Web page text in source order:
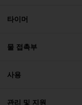
타이머
물 접촉부
사용
관리 및 지원